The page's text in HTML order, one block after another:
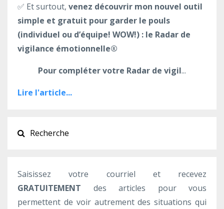
✅ Et surtout, venez découvrir mon nouvel outil
simple et gratuit pour garder le pouls
(individuel ou d’équipe! WOW!) : le Radar de
vigilance émotionnelle®
Pour compléter votre Radar de vigil...
Lire l'article...
Saisissez votre courriel et recevez
GRATUITEMENT des articles pour vous
permettent de voir autrement des situations qui